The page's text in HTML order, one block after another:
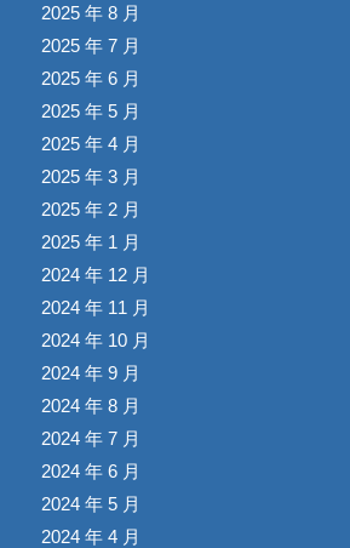
2025 年 8 月
2025 年 7 月
2025 年 6 月
2025 年 5 月
2025 年 4 月
2025 年 3 月
2025 年 2 月
2025 年 1 月
2024 年 12 月
2024 年 11 月
2024 年 10 月
2024 年 9 月
2024 年 8 月
2024 年 7 月
2024 年 6 月
2024 年 5 月
2024 年 4 月